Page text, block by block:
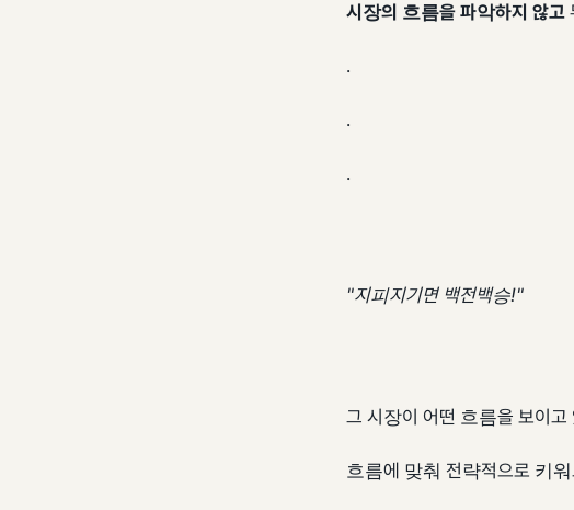
시장의 흐름을 파악하지 않고
.
.
.
"지피지기면 백전백승!"
그 시장이 어떤 흐름을 보이고
흐름에 맞춰 전략적으로 키